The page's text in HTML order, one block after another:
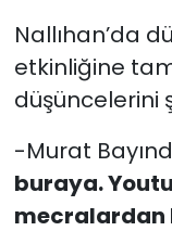
Nallıhan’da
etkinliğine
düşüncelerini
-Murat
buraya.
mecralardan